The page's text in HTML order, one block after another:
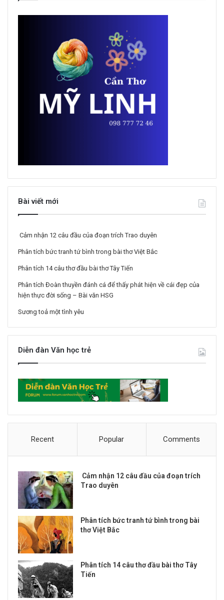
Bài viết mới
Cảm nhận 12 câu đầu của đoạn trích Trao duyên
Phân tích bức tranh tứ bình trong bài thơ Việt Bắc
Phân tích 14 câu thơ đầu bài thơ Tây Tiến
Phân tích Đoàn thuyền đánh cá để thấy phát hiện về cái đẹp của
hiện thực đời sống – Bài văn HSG
Sương toả một tình yêu
Diễn đàn Văn học trẻ
Recent Popular Comments
Cảm nhận 12 câu đầu của đoạn trích
Trao duyên
Phân tích bức tranh tứ bình trong bài
thơ Việt Bắc
Phân tích 14 câu thơ đầu bài thơ Tây
Tiến